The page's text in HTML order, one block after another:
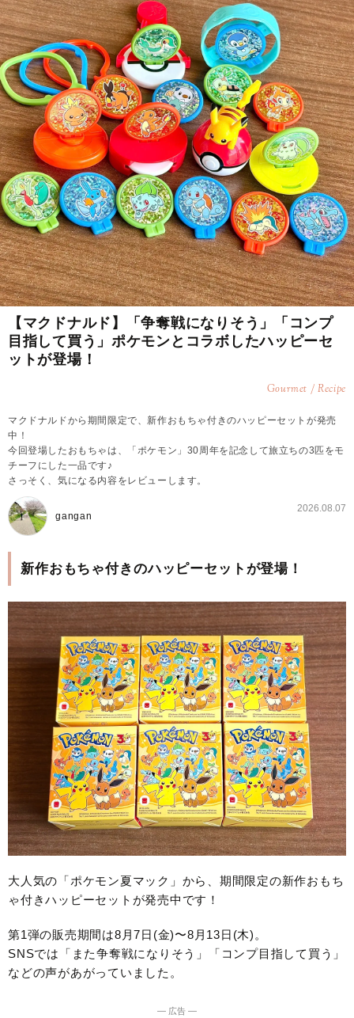
【マクドナルド】「争奪戦になりそう」「コンプ
目指して買う」ポケモンとコラボしたハッピーセ
ットが登場！
Gourmet / Recipe
マクドナルドから期間限定で、新作おもちゃ付きのハッピーセットが発売
中！
今回登場したおもちゃは、「ポケモン」30周年を記念して旅立ちの3匹をモ
チーフにした一品です♪
さっそく、気になる内容をレビューします。
gangan
2026.08.07
新作おもちゃ付きのハッピーセットが登場！
大人気の「ポケモン夏マック」から、期間限定の新作おもち
ゃ付きハッピーセットが発売中です！
第1弾の販売期間は8月7日(金)〜8月13日(木)。
SNSでは「また争奪戦になりそう」「コンプ目指して買う」
などの声があがっていました。
― 広告 ―